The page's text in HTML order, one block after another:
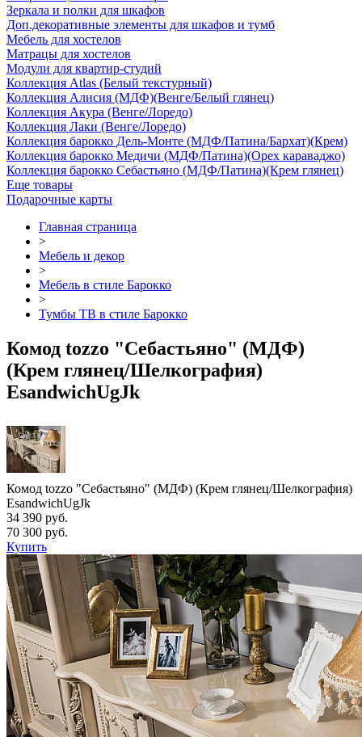
Зеркала и полки для шкафов
Доп.декоративные элементы для шкафов и тумб
Мебель для хостелов
Матрацы для хостелов
Модули для квартир-студий
Коллекция Atlas (Белый текстурный)
Коллекция Алисия (МДФ)(Венге/Белый глянец)
Коллекция Акура (Венге/Лоредо)
Коллекция Лаки (Венге/Лоредо)
Коллекция барокко Дель-Монте (МДФ/Патина/Бархат)(Крем)
Коллекция барокко Медичи (МДФ/Патина)(Орех караваджо)
Коллекция барокко Себастьяно (МДФ/Патина)(Крем глянец)
Еще товары
Подарочные карты
Главная страница
>
Мебель и декор
>
Мебель в стиле Барокко
>
Тумбы ТВ в стиле Барокко
Комод tozzo "Себастьяно" (МДФ)
(Крем глянец/Шелкография)
EsandwichUgJk
Комод tozzo "Себастьяно" (МДФ) (Крем глянец/Шелкография)
EsandwichUgJk
34 390 руб.
70 300 руб.
Купить